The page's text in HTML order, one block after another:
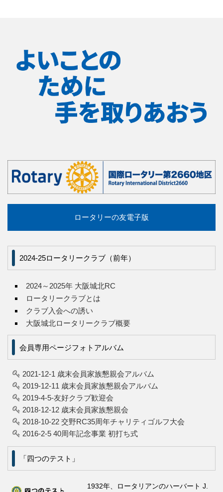
ロータリーの友電子版
2024-25ロータリークラブ（前年）
2024～2025年 大阪城北RC
ロータリークラブとは
クラブ入会への誘い
大阪城北ロータリークラブ概要
会員専用ページフォトアルバム
2021-12-1 歳末会員家族懇親会アルバム
2019-12-11 歳末会員家族懇親会アルバム
2019-4-5-友好クラブ歓迎会
2018-12-12 歳末会員家族懇親会
2018-10-22 交野RC35周年チャリティゴルフ大会
2016-2-5 40周年記念事業 初打ち式
「四つのテスト」
1932年、ロータリアンのハーバート J.